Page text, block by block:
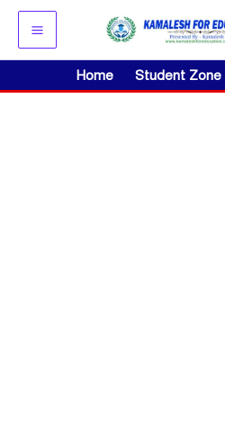
Skip
content
Home Student Zone